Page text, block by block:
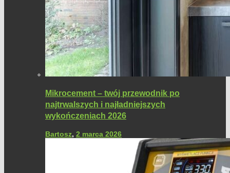
Mikrocement – twój przewodnik po
najtrwalszych i najładniejszych
wykończeniach 2026
Bartosz, 2 marca 2026